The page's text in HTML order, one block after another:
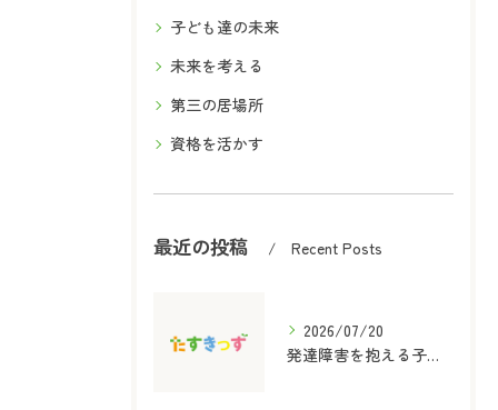
子ども達の未来
未来を考える
第三の居場所
資格を活かす
最近の投稿 Recent Posts
2026/07/20
発達障害を抱える子どものための保育士と放課後等デイサービス児童指導員資格取得ガイド